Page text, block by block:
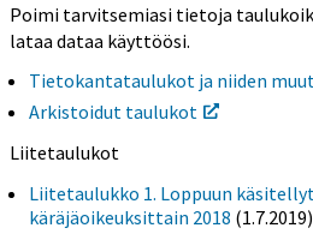
Poimi tarvitsemiasi tietoja
lataa dataa käyttöösi.
Tietokantataulukot ja niiden
Arkistoidut taulukot
Liitetaulukot
Liitetaulukko 1. Loppuun
käräjäoikeuksittain 2018 (1.7.2019)